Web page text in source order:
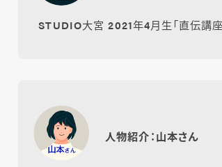
STUDIO大宮 2021年4月生「直伝講座
人物紹介：山本さん